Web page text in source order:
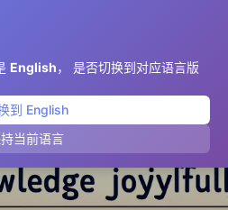
English， 是否切换到对应语言版
到 English
当前语言